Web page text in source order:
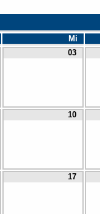
Mi
03
10
17